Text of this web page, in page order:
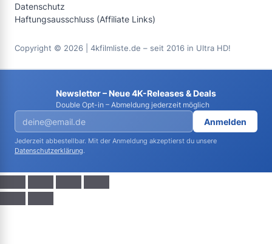
Datenschutz
Haftungsausschluss (Affiliate Links)
Copyright © 2026 | 4kfilmliste.de – seit 2016 in Ultra HD!
Newsletter – Neue 4K-Releases & Deals
Double Opt-in – Abmeldung jederzeit möglich
Anmelden
Jederzeit abbestellbar. Mit der Anmeldung akzeptierst du unsere
Datenschutzerklärung.